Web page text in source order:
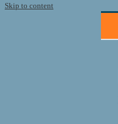
Skip to content